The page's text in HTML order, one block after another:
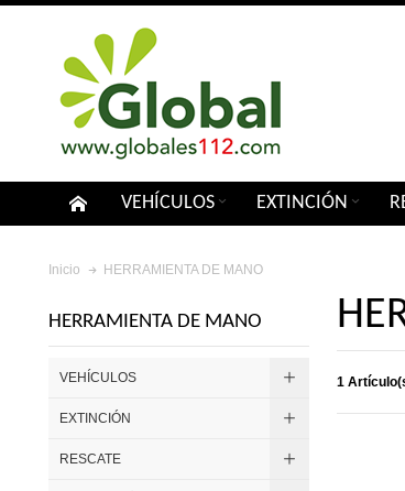
VEHÍCULOS EXTINCIÓN
Inicio HERRAMIENTA DE MANO
1
HERRAMIENTA DE MANO
VEHÍCULOS
EXTINCIÓN
RESCATE